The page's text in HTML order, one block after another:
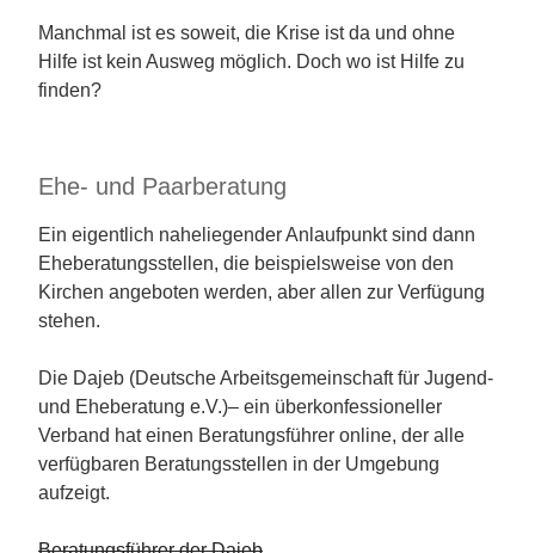
Manchmal ist es soweit, die Krise ist da und ohne
Hilfe ist kein Ausweg möglich. Doch wo ist Hilfe zu
finden?
Ehe- und Paarberatung
Ein eigentlich naheliegender Anlaufpunkt sind dann
Eheberatungsstellen, die beispielsweise von den
Kirchen angeboten werden, aber allen zur Verfügung
stehen.
Die Dajeb (Deutsche Arbeitsgemeinschaft für Jugend-
und Eheberatung e.V.)– ein überkonfessioneller
Verband hat einen Beratungsführer online, der alle
verfügbaren Beratungsstellen in der Umgebung
aufzeigt.